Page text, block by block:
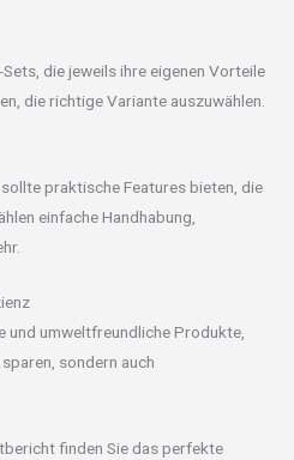
die jeweils ihre eigenen Vorteile
die richtige Variante auszuwählen.
praktische Features bieten, die
einfache Handhabung,
und umweltfreundliche Produkte,
sondern auch
finden Sie das perfekte